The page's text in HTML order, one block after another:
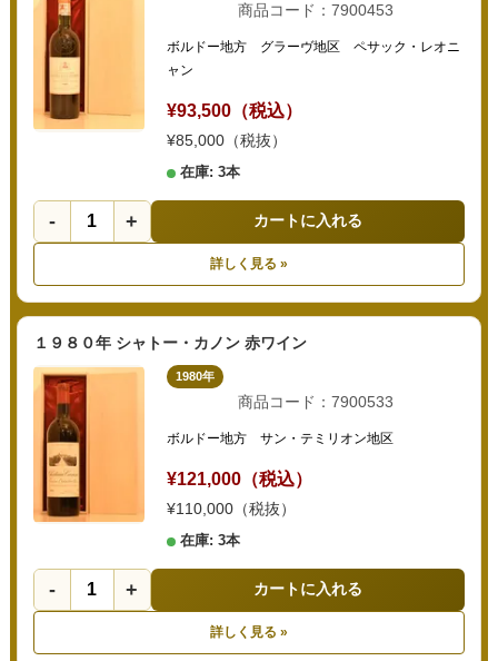
商品コード：7900453
ボルドー地方 グラーヴ地区 ペサック・レオニ
ャン
¥93,500（税込）
¥85,000（税抜）
在庫: 3本
- + カートに入れる
詳しく見る »
１９８０年 シャトー・カノン 赤ワイン
1980年
商品コード：7900533
ボルドー地方 サン・テミリオン地区
¥121,000（税込）
¥110,000（税抜）
在庫: 3本
- + カートに入れる
詳しく見る »